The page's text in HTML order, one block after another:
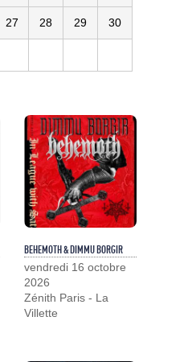
27 28 29 30
BEHEMOTH & DIMMU BORGIR
vendredi 16 octobre
2026
Zénith Paris - La
Villette